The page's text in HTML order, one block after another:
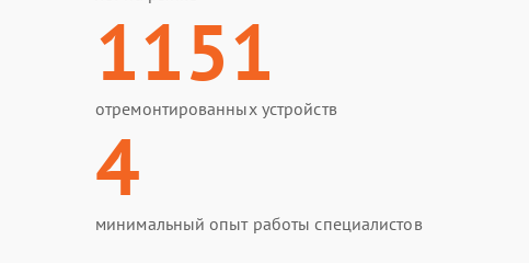
1151
отремонтированных устройств
4
минимальный опыт работы специалистов